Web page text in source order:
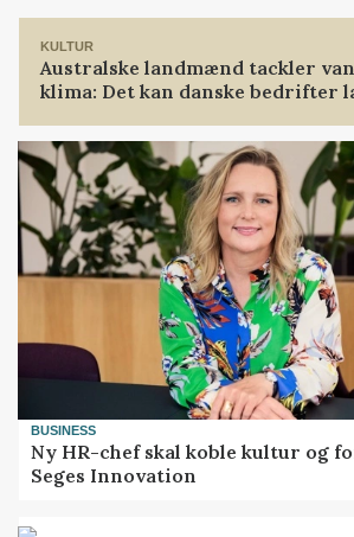
KULTUR
Australske landmænd tackler
klima: Det kan danske bedrifter
BUSINESS
Ny HR-chef skal koble kultur og
Seges Innovation